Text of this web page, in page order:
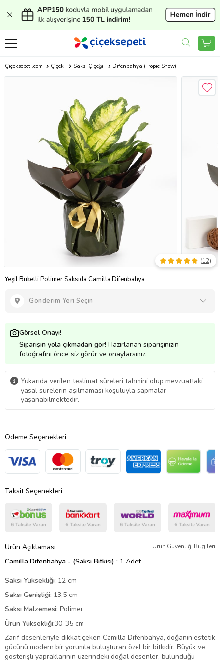
Çiçeksepeti.com Çiçek Saksı Çiçeği Difenbahya (Tropic Snow)
Yeşil Buketli Polimer Saksıda Camilla Difenbahya
(12)
Gönderim Yeri Seçin
Görsel Onayı!
Siparişin yola çıkmadan gör! Hazırlanan siparişinizin
fotoğrafını önce siz görür ve onaylarsınız.
Yukarıda verilen teslimat süreleri tahmini olup mevzuattaki
yasal sürelerin aşılmaması koşuluyla sapmalar
yaşanabilmektedir.
Ödeme Seçenekleri
Taksit Seçenekleri
Ürün Açıklaması Ürün Güvenliği Bilgileri
Camilla Difenbahya - (Saksı Bitkisi) : 1 Adet
Saksı Yüksekliği: 12 cm
Saksı Genişliği: 13,5 cm
Saksı Malzemesi: Polimer
Ürün Yüksekliği:30-35 cm
Zarif desenleriyle dikkat çeken Camilla Difenbahya, doğanın estetik
gücünü modern bir yorumla buluşturan özel bir bitkidir. Büyük ve
gösterişli yapraklarının üzerindeki doğal desenler, bulunduğu